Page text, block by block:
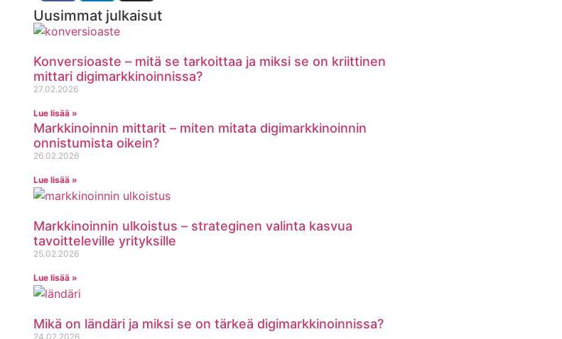
Uusimmat julkaisut
Konversioaste – mitä se tarkoittaa ja miksi se on kriittinen
mittari digimarkkinoinnissa?
27.02.2026
Lue lisää »
Markkinoinnin mittarit – miten mitata digimarkkinoinnin
onnistumista oikein?
26.02.2026
Lue lisää »
Markkinoinnin ulkoistus – strateginen valinta kasvua
tavoitteleville yrityksille
25.02.2026
Lue lisää »
Mikä on ländäri ja miksi se on tärkeä digimarkkinoinnissa?
24.02.2026